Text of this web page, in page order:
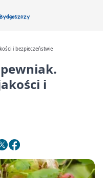
i bezpieczeństwie
i